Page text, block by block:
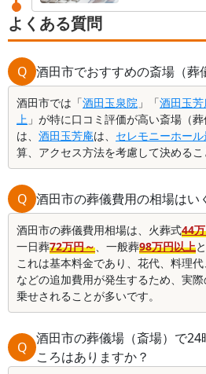
よくある質問
Q 酒田市でおすすめの斎場（葬
酒田市では「酒田玉泉院 」「酒田玉芳
上 」が特に口コミ評価が高い斎場（葬
は、 酒田玉芳庵は、 セレモニーホール
算、アクセス方法を考慮して決めるこ
Q 酒田市の葬儀費用の相場はい
酒田市の葬儀費用相場は、火葬式44
一日葬72万円～ 、一般葬98万円以上
これは基本料金であり、花代、料理
などの追加費用が発生するため、実
乗せされることが多いです。
Q
酒田市の葬儀場（斎場）で24
ころはありますか？